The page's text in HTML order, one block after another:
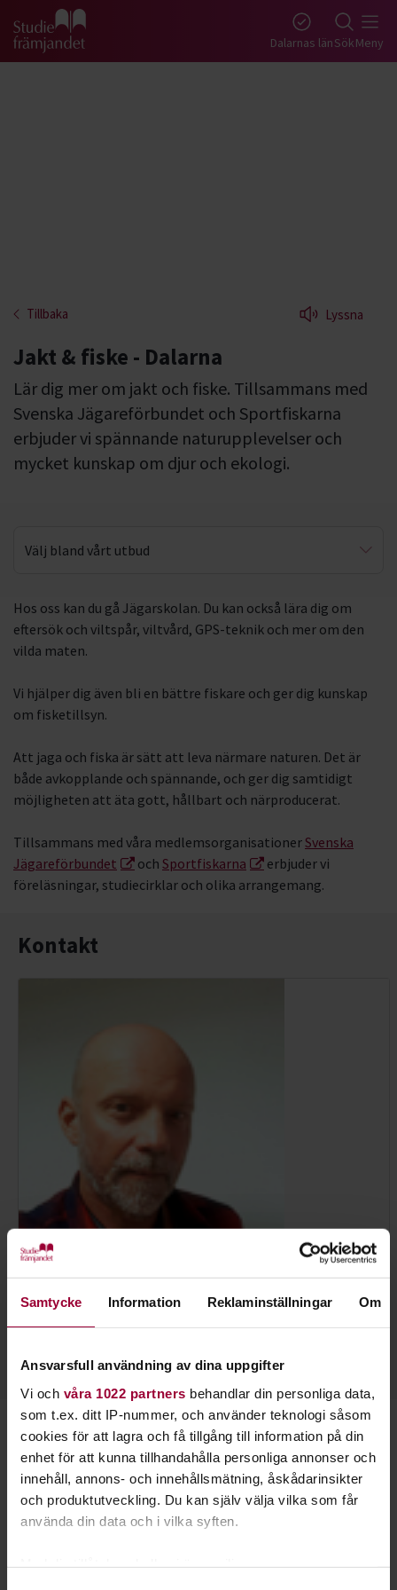
Samtycke Information Reklaminställningar Om
Ansvarsfull användning av dina uppgifter
Vi och våra 1022 partners behandlar din personliga data,
som t.ex. ditt IP-nummer, och använder teknologi såsom
cookies för att lagra och få tillgång till information på din
enhet för att kunna tillhandahålla personliga annonser och
innehåll, annons- och innehållsmätning, åskådarinsikter
och produktutveckling. Du kan själv välja vilka som får
använda din data och i vilka syften.
Gå till studiefrämjandets startsida Dalarnas länSökMeny
Tillbaka Lyssna
Jakt & fiske - Dalarna
Lär dig mer om jakt och fiske. Tillsammans med
Svenska Jägareförbundet och Sportfiskarna
erbjuder vi spännande naturupplevelser och
mycket kunskap om djur och ekologi.
Välj bland vårt utbud
Fiske
Hos oss kan du gå Jägarskolan. Du kan också lära dig om
eftersök och viltspår, viltvård, GPS-teknik och mer om den
vilda maten.
Vi hjälper dig även bli en bättre fiskare och ger dig kunskap
om fisketillsyn.
Att jaga och fiska är sätt att leva närmare naturen. Det är
både avkopplande och spännande, och ger dig samtidigt
möjligheten att äta gott, hållbart och närproducerat.
Tillsammans med våra medlemsorganisationerSvenska
Jägareförbundet
och Sportfiskarna
erbjuder vi
föreläsningar, studiecirklar och olika arrangemang.
Kontakt
Jan Ekebjär
Enhetschef
Skicka e-post
Starta en studiecirkel!
Lär dig tillsammans med andra genom att starta en
studiecirkel hos Studiefrämjandet.